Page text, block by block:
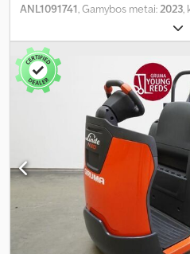
ANL1091741, Gamybos metai:2023,
,
akumuliatoriaus įtampa:24 V,
ilgis:2 400 mm , tuščias svoris: